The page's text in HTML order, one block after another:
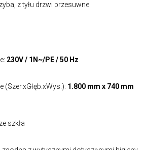
z tyłu drzwi przesuwne
230V / 1N~/PE / 50 Hz
(Szer.xGłęb.xWys.): 1.800 mm x 740 mm
szkła